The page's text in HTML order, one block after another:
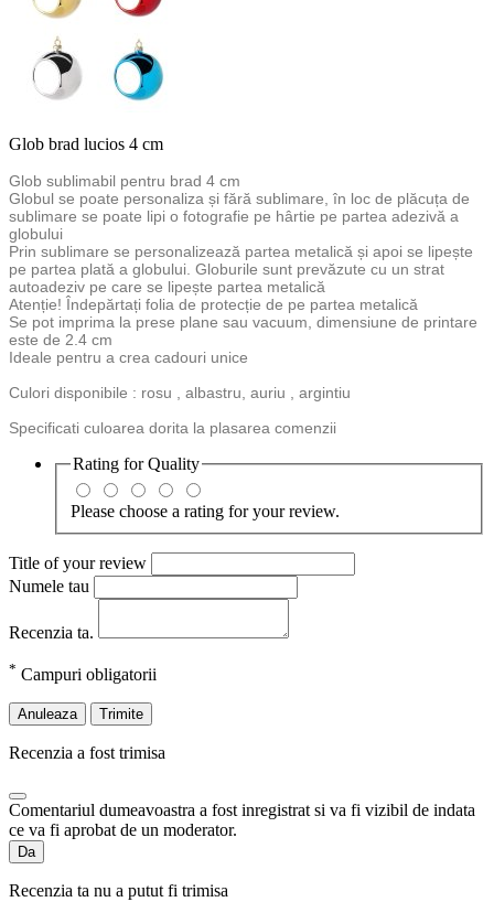
Glob brad lucios 4 cm
Glob sublimabil pentru brad 4 cm
Globul se poate personaliza și fără sublimare, în loc de plăcuța de
sublimare se poate lipi o fotografie pe hârtie pe partea adezivă a
globului
Prin sublimare se personalizează partea metalică și apoi se lipește
pe partea plată a globului. Globurile sunt prevăzute cu un strat
autoadeziv pe care se lipește partea metalică
Atenție! Îndepărtați folia de protecție de pe partea metalică
Se pot imprima la prese plane sau vacuum, dimensiune de printare
este de 2.4 cm
Ideale pentru a crea cadouri unice
Culori disponibile : rosu , albastru, auriu , argintiu
Specificati culoarea dorita la plasarea comenzii
Rating forQuality
Please choose a rating for your review.
Title of your review
Numele tau
Recenzia ta.
* Campuri obligatorii
Anuleaza Trimite
Recenzia a fost trimisa
Comentariul dumeavoastra a fost inregistrat si va fi vizibil de indata
ce va fi aprobat de un moderator.
Da
Recenzia ta nu a putut fi trimisa